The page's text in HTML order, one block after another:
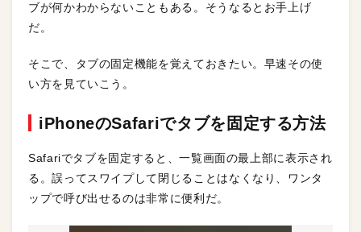
ブが何かわからないこともある。そうなるとお手上げ
だ。
そこで、タブの固定機能を覚えておきたい。早速その使
い方を見ていこう。
iPhoneのSafariでタブを固定する方法
Safariでタブを固定すると、一覧画面の最上部に表示され
る。誤ってスワイプして閉じることはなくなり、ワンタ
ップで呼び出せるのは非常に便利だ。